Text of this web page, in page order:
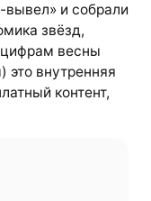
вывел» и собрали
звёзд,
весны
это внутренняя
контент,